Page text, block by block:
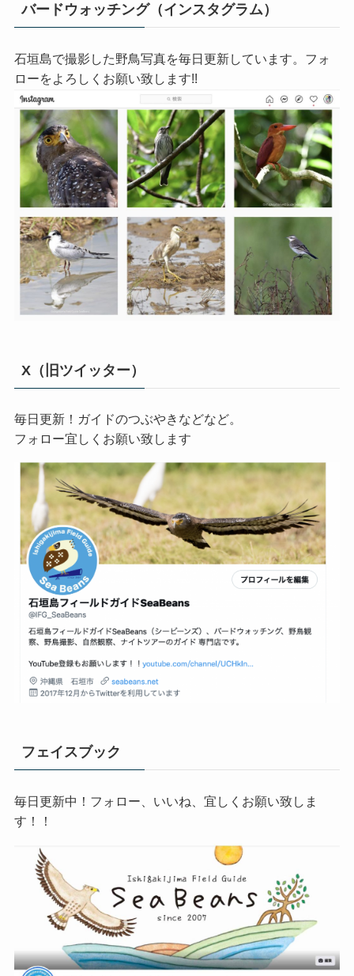
バードウォッチング（インスタグラム）
石垣島で撮影した野鳥写真を毎日更新しています。フォ
ローをよろしくお願い致します!!
X（旧ツイッター）
毎日更新！ガイドのつぶやきなどなど。
フォロー宜しくお願い致します
フェイスブック
毎日更新中！フォロー、いいね、宜しくお願い致しま
す！！